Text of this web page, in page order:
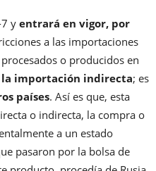
y entrará en vigor, por
a las importaciones
o producidos en
importación indirecta; es
países. Así es que, esta
o indirecta, la compra o
a un estado
pasaron por la bolsa de